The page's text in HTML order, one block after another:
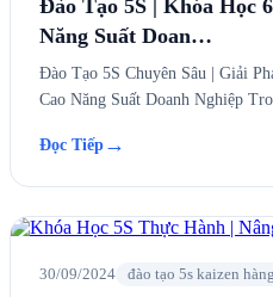
Đào Tạo 5S | Khóa Học
Năng Suất Doan…
Đào Tạo 5S Chuyên Sâu | Giải
Cao Năng Suất Doanh Nghiệp
Đọc Tiếp →
30/09/2024 đào tạo 5s kaizen